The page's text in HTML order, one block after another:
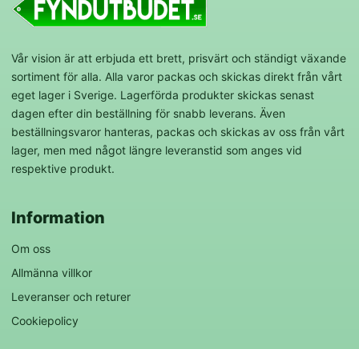
Vår vision är att erbjuda ett brett, prisvärt och ständigt växande
sortiment för alla. Alla varor packas och skickas direkt från vårt
eget lager i Sverige. Lagerförda produkter skickas senast
dagen efter din beställning för snabb leverans. Även
beställningsvaror hanteras, packas och skickas av oss från vårt
lager, men med något längre leveranstid som anges vid
respektive produkt.
Information
Om oss
Allmänna villkor
Leveranser och returer
Cookiepolicy